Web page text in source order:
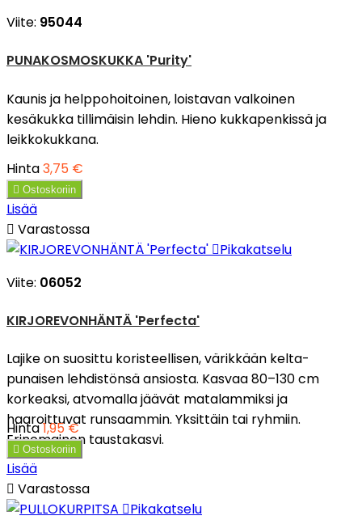
Viite: 95044
PUNAKOSMOSKUKKA 'Purity'
Kaunis ja helppohoitoinen, loistavan valkoinen
kesäkukka tillimäisin lehdin. Hieno kukkapenkissä ja
leikkokukkana.
Hinta3,75 €
 Ostoskoriin
Lisää
 Varastossa
Pikakatselu
Viite: 06052
KIRJOREVONHÄNTÄ 'Perfecta'
Lajike on suosittu koristeellisen, värikkään kelta-
punaisen lehdistönsä ansiosta. Kasvaa 80–130 cm
korkeaksi, atvomalla jäävät matalammiksi ja
haaroittuvat runsaammin. Yksittäin tai ryhmiin.
Erinomainen taustakasvi.
Hinta1,95 €
 Ostoskoriin
Lisää
 Varastossa
Pikakatselu